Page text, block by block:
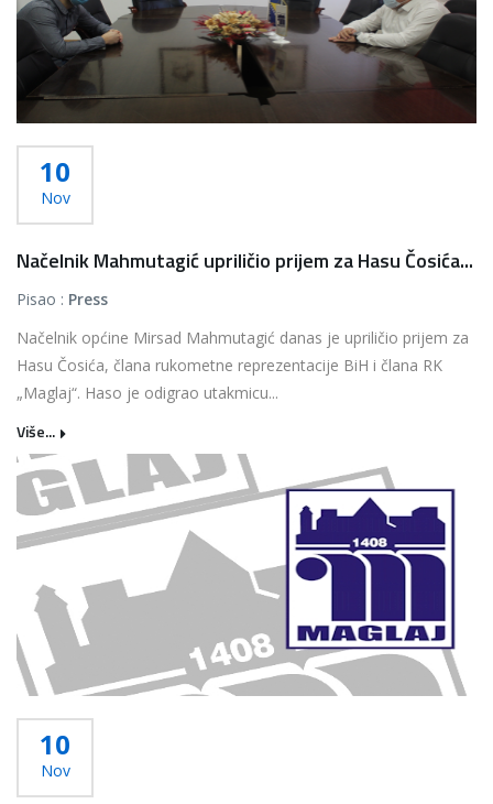
10
Nov
Načelnik Mahmutagić upriličio prijem za Hasu Čosića...
Pisao : Press
Načelnik općine Mirsad Mahmutagić danas je upriličio prijem za
Hasu Čosića, člana rukometne reprezentacije BiH i člana RK
„Maglaj“. Haso je odigrao utakmicu...
Više...
10
Nov